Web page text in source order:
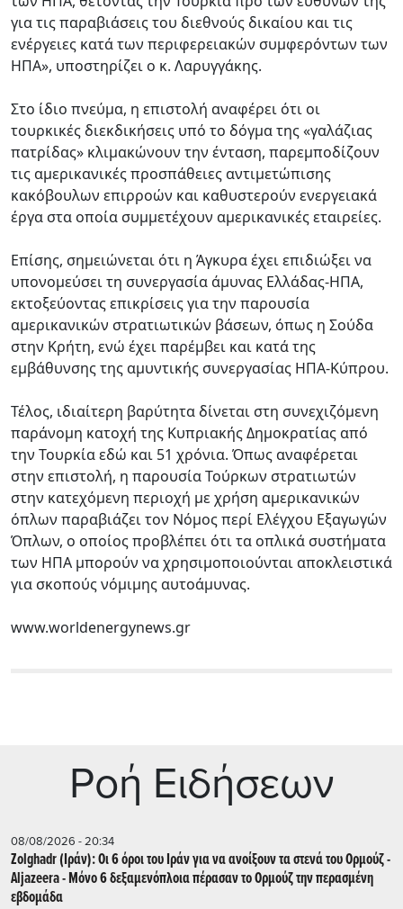
για τις παραβιάσεις του διεθνούς δικαίου και τις
ενέργειες κατά των περιφερειακών συμφερόντων των
ΗΠΑ», υποστηρίζει ο κ. Λαρυγγάκης.
Στο ίδιο πνεύμα, η επιστολή αναφέρει ότι οι
τουρκικές διεκδικήσεις υπό το δόγμα της «γαλάζιας
πατρίδας» κλιμακώνουν την ένταση, παρεμποδίζουν
τις αμερικανικές προσπάθειες αντιμετώπισης
κακόβουλων επιρροών και καθυστερούν ενεργειακά
έργα στα οποία συμμετέχουν αμερικανικές εταιρείες.
Επίσης, σημειώνεται ότι η Άγκυρα έχει επιδιώξει να
υπονομεύσει τη συνεργασία άμυνας Ελλάδας-ΗΠΑ,
εκτοξεύοντας επικρίσεις για την παρουσία
αμερικανικών στρατιωτικών βάσεων, όπως η Σούδα
στην Κρήτη, ενώ έχει παρέμβει και κατά της
εμβάθυνσης της αμυντικής συνεργασίας ΗΠΑ-Κύπρου.
Τέλος, ιδιαίτερη βαρύτητα δίνεται στη συνεχιζόμενη
παράνομη κατοχή της Κυπριακής Δημοκρατίας από
την Τουρκία εδώ και 51 χρόνια. Όπως αναφέρεται
στην επιστολή, η παρουσία Τούρκων στρατιωτών
στην κατεχόμενη περιοχή με χρήση αμερικανικών
όπλων παραβιάζει τον Νόμος περί Ελέγχου Εξαγωγών
Όπλων, ο οποίος προβλέπει ότι τα οπλικά συστήματα
των ΗΠΑ μπορούν να χρησιμοποιούνται αποκλειστικά
για σκοπούς νόμιμης αυτοάμυνας.
www.worldenergynews.gr
Ρoή Ειδήσεων
08/08/2026 - 20:34
Zolghadr (Ιράν): Οι 6 όροι του Ιράν για να ανοίξουν τα στενά του Ορμούζ -
Aljazeera - Mόνο 6 δεξαμενόπλοια πέρασαν το Ορμούζ την περασμένη
εβδομάδα